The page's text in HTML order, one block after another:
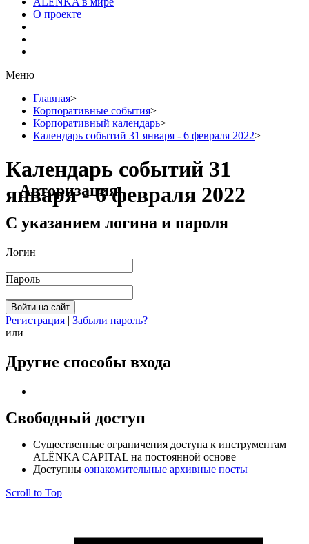
О проекте
Меню
Главная>
Корпоративные события>
Корпоративный календарь>
Календарь событий 31 января - 6 февраля 2022>
Календарь событий 31
января - 6 февраля 2022
Авторизация
С указанием логина и пароля
Логин
Пароль
Регистрация | Забыли пароль?
или
Другие способы входа
Свободный доступ
Cущественные ограничения доступа к инструментам
ALЁNKA CAPITAL на постоянной основе
Доступны ознакомительные архивные посты
Scroll to Top